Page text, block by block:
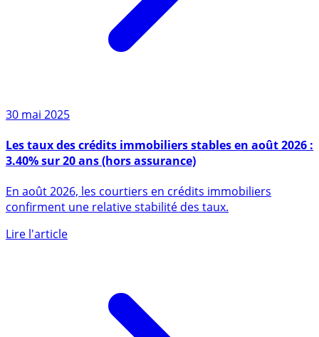
30 mai 2025
3.40% sur 20 ans (hors assurance)
confirment une relative stabilité des taux.